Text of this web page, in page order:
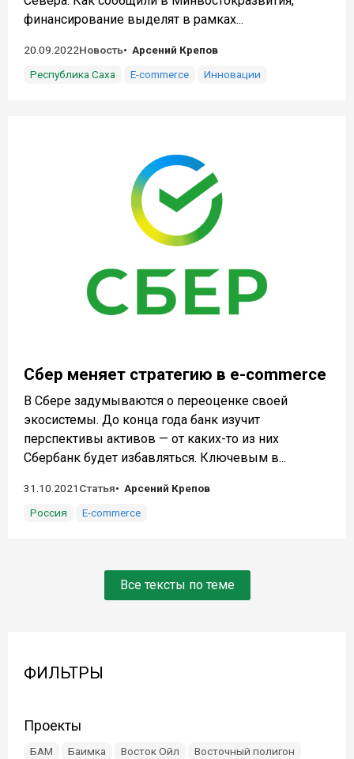
финансирование выделят в рамках...
20.09.2022Новость
Арсений Крепов
Республика Саха
E-commerce Инновации
Сбер меняет стратегию в e-commerce
В Сбере задумываются о переоценке своей
экосистемы. До конца года банк изучит
перспективы активов — от каких-то из них
Сбербанк будет избавляться. Ключевым в...
31.10.2021 Статья
Арсений Крепов
Россия
E-commerce
Все тексты по теме
ФИЛЬТРЫ
Проекты
БАМ Баимка Восток Ойл
Восточный полигон